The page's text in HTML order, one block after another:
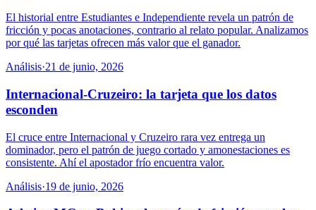
El historial entre Estudiantes e Independiente revela un patrón de
fricción y pocas anotaciones, contrario al relato popular. Analizamos
por qué las tarjetas ofrecen más valor que el ganador.
Análisis·21 de junio, 2026
Internacional-Cruzeiro: la tarjeta que los datos
esconden
El cruce entre Internacional y Cruzeiro rara vez entrega un
dominador, pero el patrón de juego cortado y amonestaciones es
consistente. Ahí el apostador frío encuentra valor.
Análisis·19 de junio, 2026